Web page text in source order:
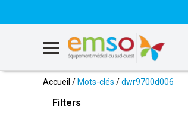
Accueil /Mots-clés /dwr9700d006
Filters